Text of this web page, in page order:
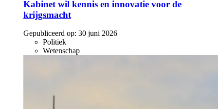
Kabinet wil kennis en innovatie voor de
krijgsmacht
Gepubliceerd op: 30 juni 2026
Politiek
Wetenschap